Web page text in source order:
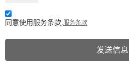
同意使用服务条款,服务条款
发送信息